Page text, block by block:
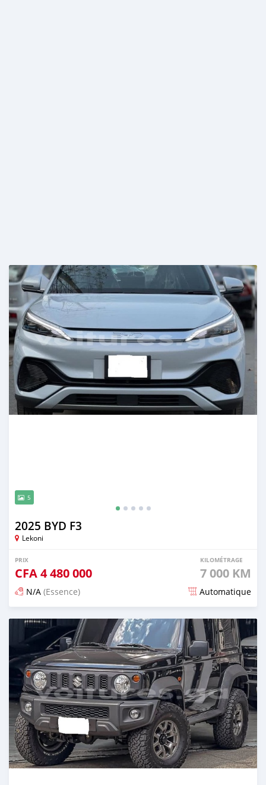
5
2025 BYD F3
Lekoni
PRIX
CFA4 480 000
KILOMÉTRAGE
7 000 KM
N/A (Essence) Automatique
Publié il y a 3 mois